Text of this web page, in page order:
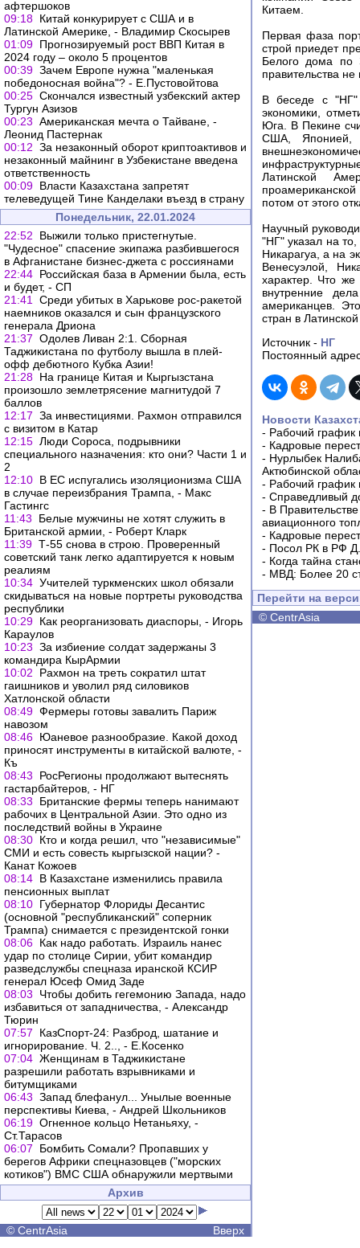
афтершоков
09:18 Китай конкурирует с США и в
Латинской Америке, - Владимир Скосырев
01:09 Прогнозируемый рост ВВП Китая в
2024 году – около 5 процентов
00:39 Зачем Европе нужна "маленькая
победоносная война"? - Е.Пустовойтова
00:25 Скончался известный узбекский актер
Тургун Азизов
00:23 Американская мечта о Тайване, -
Леонид Пастернак
00:12 За незаконный оборот криптоактивов и
незаконный майнинг в Узбекистане введена
ответственность
00:09 Власти Казахстана запретят
телеведущей Тине Канделаки въезд в страну
Понедельник, 22.01.2024
22:52
Выжили только пристегнутые.
"Чудесное" спасение экипажа разбившегося
в Афганистане бизнес-джета с россиянами
22:44 Российская база в Армении была, есть
и будет, - СП
21:41
Среди убитых в Харькове рос-ракетой
наемников оказался и сын французского
генерала Дриона
21:37 Одолев Ливан 2:1. Сборная
Таджикистана по футболу вышла в плей-
офф дебютного Кубка Азии!
21:28 На границе Китая и Кыргызстана
произошло землетрясение магнитудой 7
баллов
12:17 За инвестициями. Рахмон отправился
с визитом в Катар
12:15 Люди Сороса, подрывники
специального назначения: кто они? Части 1 и
2
12:10 В ЕС испугались изоляционизма США
в случае переизбрания Трампа, - Макс
Гастингс
11:43
Белые мужчины не хотят служить в
Британской армии, - Роберт Кларк
11:39 Т-55 снова в строю. Проверенный
советский танк легко адаптируется к новым
реалиям
10:34 Учителей туркменских школ обязали
скидываться на новые портреты руководства
республики
10:29 Как реорганизовать диаспоры, - Игорь
Караулов
10:23 За избиение солдат задержаны 3
командира КырАрмии
10:02
Рахмон на треть сократил штат
гаишников и уволил ряд силовиков
Хатлонской области
08:49 Фермеры готовы завалить Париж
навозом
08:46 Юаневое разнообразие. Какой доход
приносят инструменты в китайской валюте, -
Къ
08:43
РосРегионы продолжают вытеснять
гастарбайтеров, - НГ
08:33
Британские фермы теперь нанимают
рабочих в Центральной Азии. Это одно из
последствий войны в Украине
08:30 Кто и когда решил, что "независимые"
СМИ и есть совесть кыргызской нации? -
Канат Кожоев
08:14 В Казахстане изменились правила
пенсионных выплат
08:10 Губернатор Флориды Десантис
(основной "республиканский" соперник
Трампа) снимается с президентской гонки
08:06 Как надо работать. Израиль нанес
удар по столице Сирии, убит командир
разведслужбы спецназа иранской КСИР
генерал Юсеф Омид Заде
08:03
Чтобы добить гегемонию Запада, надо
избавиться от западничества, - Александр
Тюрин
07:57
КазСпорт-24: Разброд, шатание и
игнорирование. Ч. 2.., - Е.Косенко
07:04 Женщинам в Таджикистане
разрешили работать взрывниками и
битумщиками
06:43 Запад блефанул... Унылые военные
перспективы Киева, - Андрей Школьников
06:19 Огненное кольцо Нетаньяху, -
Ст.Тарасов
06:07
Бомбить Сомали? Пропавших у
берегов Африки спецназовцев ("морских
котиков") ВМС США обнаружили мертвыми
Архив
© CentrAsia Вверх
Китаем.
Первая фаза
строй приедет
Белого дома по
правительства
В беседе с "НГ"
экономики,
Юга. В Пекине
США, Японией,
Латинской
потом от этого
Научный
"НГ" указал на
Никарагуа, а на
Венесуэлой,
характер. Что же
внутренние
американцев.
стран в
Источник - НГ
Постоянный
Новости
- Рабочий график
- Кадровые
- Нурлыбек
Актюбинской
- Рабочий график
- Справедливый
- В
авиационного
- Кадровые
- Посол РК в РФ
- Когда тайна
- МВД: Более 20
Перейти на
© CentrAsia